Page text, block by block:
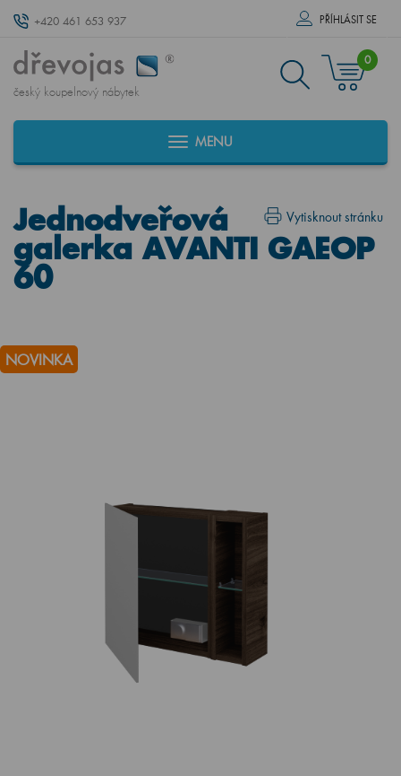
+420 461 653 937 PŘÍHLÁSIT SE
český koupelnový nábytek
0
MENU
Vytisknout stránku
Jednodveřová
galerka AVANTI GAEOP
60
NOVINKA